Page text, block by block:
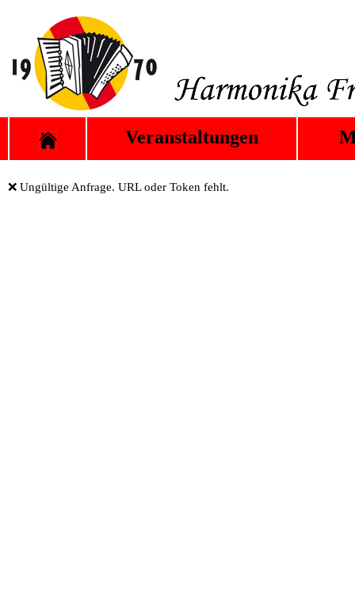
Veranstaltungen
❌ Ungültige Anfrage. URL oder Token fehlt.